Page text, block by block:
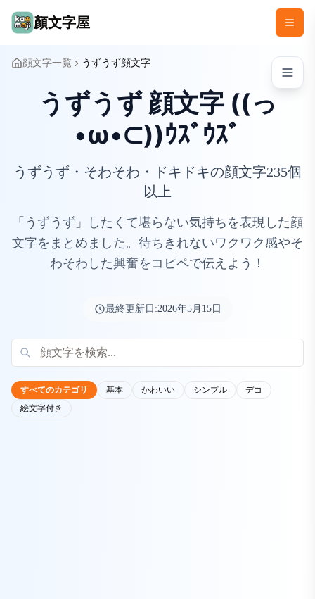
顏文字屋
顔文字一覧 うずうず顔文字
うずうず 顔文字 ((っ
•ω•⊂))ｳｽﾞｳｽﾞ
うずうず・そわそわ・ドキドキの顔文字235個
以上
「うずうず」したくて堪らない気持ちを表現した顔
文字をまとめました。待ちきれないワクワク感やそ
わそわした興奮をコピペで伝えよう！
最終更新日:2026年5月15日
すべてのカテゴリ 基本 かわいい シンプル
デコ
絵文字付き